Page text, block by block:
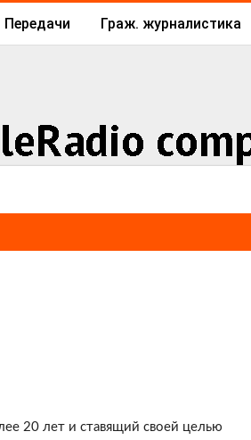
Передачи Граж. журналистика
20 лет и ставящий своей целью